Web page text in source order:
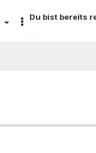
Du bist bereits